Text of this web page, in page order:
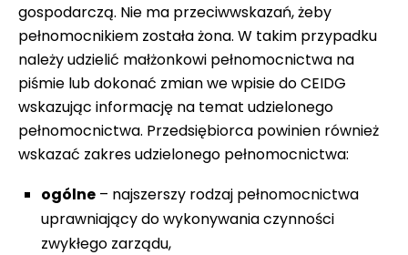
gospodarczą. Nie ma przeciwwskazań, żeby
pełnomocnikiem została żona. W takim przypadku
należy udzielić małżonkowi pełnomocnictwa na
piśmie lub dokonać zmian we wpisie do CEIDG
wskazując informację na temat udzielonego
pełnomocnictwa. Przedsiębiorca powinien również
wskazać zakres udzielonego pełnomocnictwa:
ogólne – najszerszy rodzaj pełnomocnictwa
uprawniający do wykonywania czynności
zwykłego zarządu,